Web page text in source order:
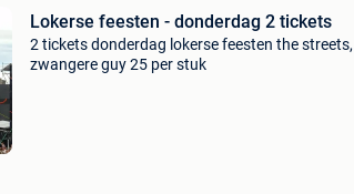
Lokerse feesten - donderdag 2 tickets
2 tickets donderdag lokerse feesten the streets,
zwangere guy 25 per stuk